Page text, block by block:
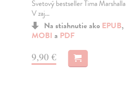
Svetový bestseller Tima Marshalla
V zaj...
Na stiahnutie ako EPUB,
MOBI a PDF
9,90 €